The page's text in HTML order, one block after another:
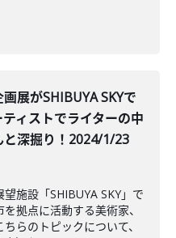
展がSHIBUYA SKYで
ィストでライターの中
と深掘り！2024/1/23
施設「SHIBUYA SKY」で
拠点に活動する美術家、
らのトピックについて、